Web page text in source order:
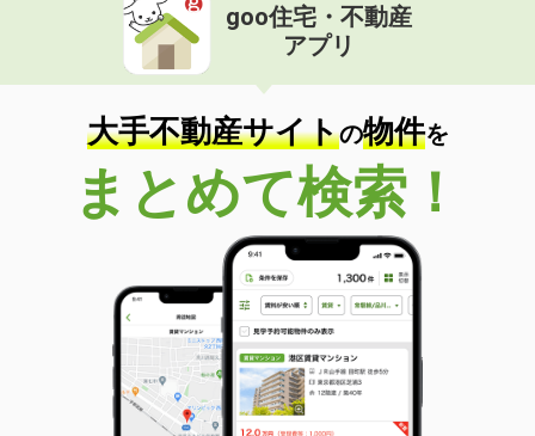
goo住宅・不動産
アプリ
大手不動産サイトの物件を
まとめて検索！